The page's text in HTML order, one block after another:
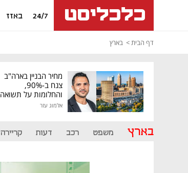
24/7 באזז
דף הבית בארץ
מחיר הבניין בארה"ב
צנח ב-90%,
והחלומות על תשואה
גבוהה התנפצו
אלמוג עזר
בארץ משפט רכב דעות קריירה